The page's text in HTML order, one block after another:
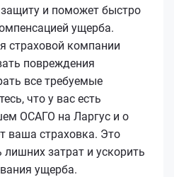
и поможет быстро
ущерба.
страховой компании
повреждения
все требуемые
что у вас есть
ОСАГО на Ларгус и о
ваша страховка. Это
затрат и ускорить
ущерба.